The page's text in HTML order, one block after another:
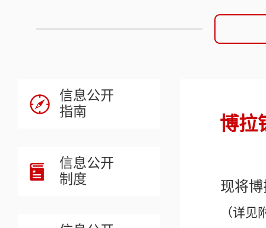
信息公开
指南
信息公开
制度
博拉
现将
（详见